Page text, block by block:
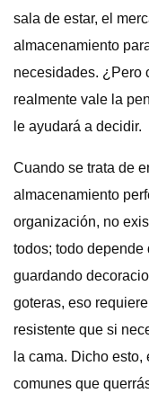
sala de estar, el
almacenamiento
necesidades. ¿Pero
realmente vale la
le ayudará a decidir.
Cuando se trata de
almacenamiento
organización, no
todos; todo depende
guardando
goteras, eso
resistente que si
la cama. Dicho
comunes que